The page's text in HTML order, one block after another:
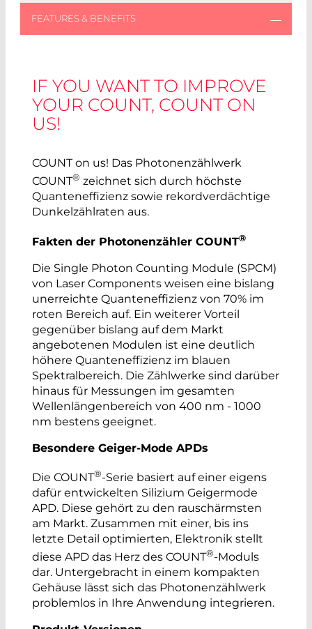
IF YOU WANT TO IMPROVE
YOUR COUNT, COUNT ON
US!
COUNT on us! Das Photonenzählwerk
COUNT® zeichnet sich durch höchste
Quanteneffizienz sowie rekordverdächtige
Dunkelzählraten aus.
Fakten der Photonenzähler COUNT®
Die Single Photon Counting Module (SPCM)
von Laser Components weisen eine bislang
unerreichte Quanteneffizienz von 70% im
roten Bereich auf. Ein weiterer Vorteil
gegenüber bislang auf dem Markt
angebotenen Modulen ist eine deutlich
höhere Quanteneffizienz im blauen
Spektralbereich. Die Zählwerke sind darüber
hinaus für Messungen im gesamten
Wellenlängenbereich von 400 nm - 1000
nm bestens geeignet.
Besondere Geiger-Mode APDs
Die COUNT®-Serie basiert auf einer eigens
dafür entwickelten Silizium Geigermode
APD. Diese gehört zu den rauschärmsten
am Markt. Zusammen mit einer, bis ins
letzte Detail optimierten, Elektronik stellt
diese APD das Herz des COUNT®-Moduls
dar. Untergebracht in einem kompakten
Gehäuse lässt sich das Photonenzählwerk
problemlos in Ihre Anwendung integrieren.